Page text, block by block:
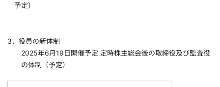
予定）
3．役員の新体制
2025年6月19日開催予定 定時株主総会後の取締役及び監査役
の体制（予定）